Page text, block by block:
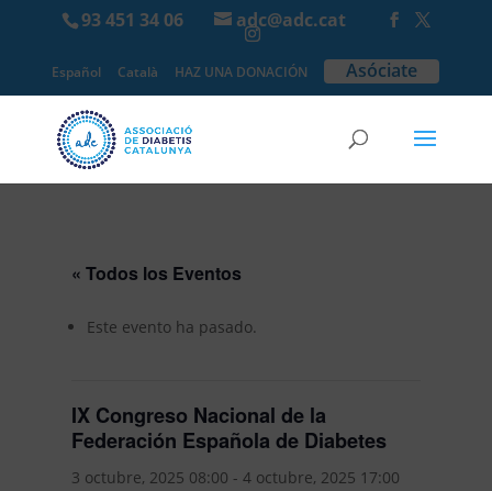
93 451 34 06 adc@adc.cat
Español Català HAZ UNA DONACIÓN Asóciate
« Todos los Eventos
Este evento ha pasado.
IX Congreso Nacional de la
Federación Española de Diabetes
3 octubre, 2025 08:00 - 4 octubre, 2025 17:00